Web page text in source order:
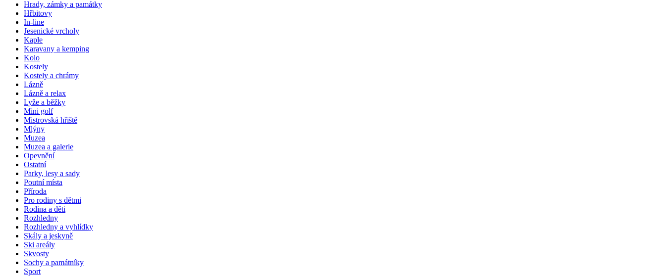
Hrady, zámky a památky
Hřbitovy
In-line
Jesenické vrcholy
Kaple
Karavany a kemping
Kolo
Kostely
Kostely a chrámy
Lázně
Lázně a relax
Lyže a běžky
Mini golf
Mistrovská hřiště
Mlýny
Muzea
Muzea a galerie
Opevnění
Ostatní
Parky, lesy a sady
Poutní místa
Příroda
Pro rodiny s dětmi
Rodina a děti
Rozhledny
Rozhledny a vyhlídky
Skály a jeskyně
Ski areály
Skvosty
Sochy a památníky
Sport